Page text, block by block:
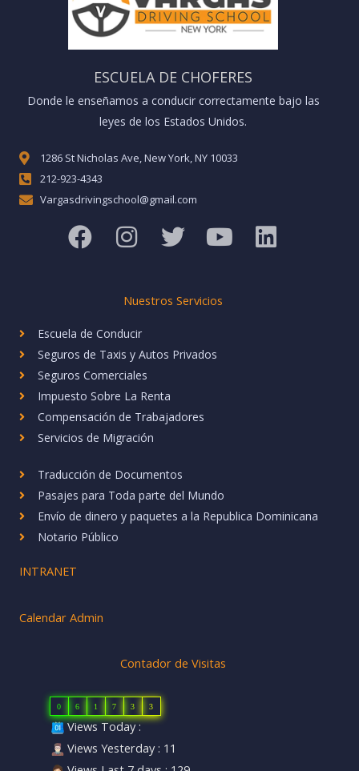
ESCUELA DE CHOFERES
Donde le enseñamos a conducir correctamente bajo las
leyes de los Estados Unidos.
1286 St Nicholas Ave, New York, NY 10033
212-923-4343
Vargasdrivingschool@gmail.com
F
a
b
o
o
k
I
t
a
g
r
a
m
T
t
e
Y
t
L
Nuestros Servicios
Escuela de Conducir
Seguros de Taxis y Autos Privados
Seguros Comerciales
Impuesto Sobre La Renta
Compensación de Trabajadores
Servicios de Migración
Traducción de Documentos
Pasajes para Toda parte del Mundo
Envío de dinero y paquetes a la Republica Dominicana
Notario Público
INTRANET
Calendar Admin
Contador de Visitas
0 6 1 7 3 3
Views Today :
Views Yesterday : 11